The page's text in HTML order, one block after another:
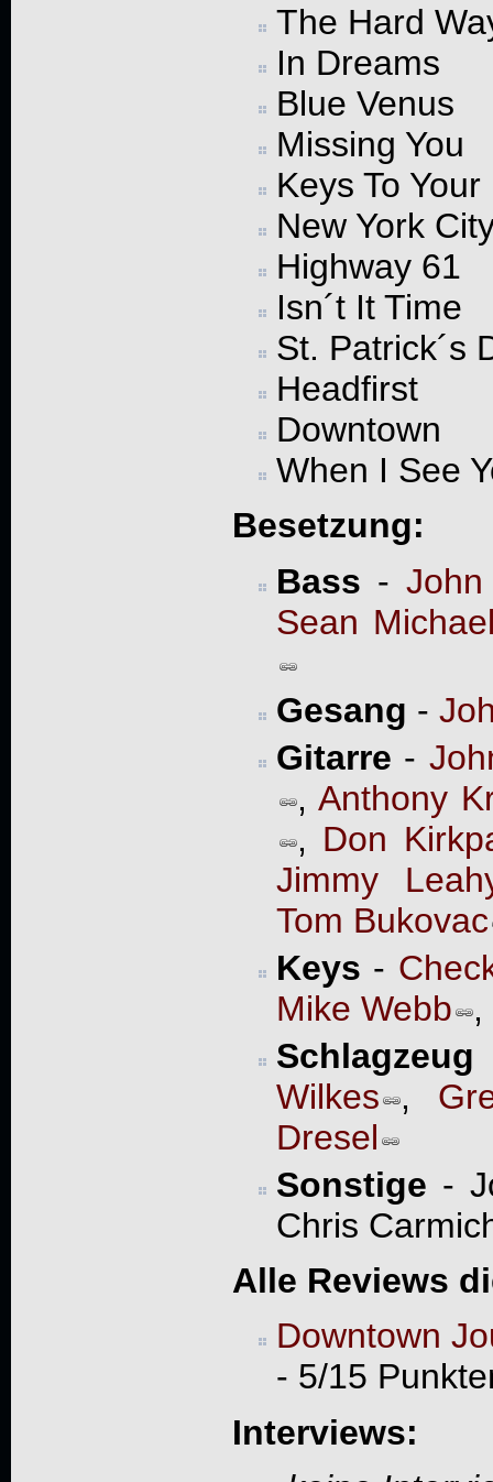
The Hard
In Dreams
Blue Venus
Missing You
Keys To
New York
Highway 61
Isn´t It Time
St. Patrick´s
Headfirst
Downtown
When I See
Besetzung:
Bass -
Sean
Gesang -
Gitarre -
, Anthony
, Don
Jimmy
Tom Bukovac
Keys -
Mike Webb ,
Schlagzeug
Wilkes ,
Dresel
Sonstige -
Chris
Alle Reviews
Downtown
- 5/15
Interviews: